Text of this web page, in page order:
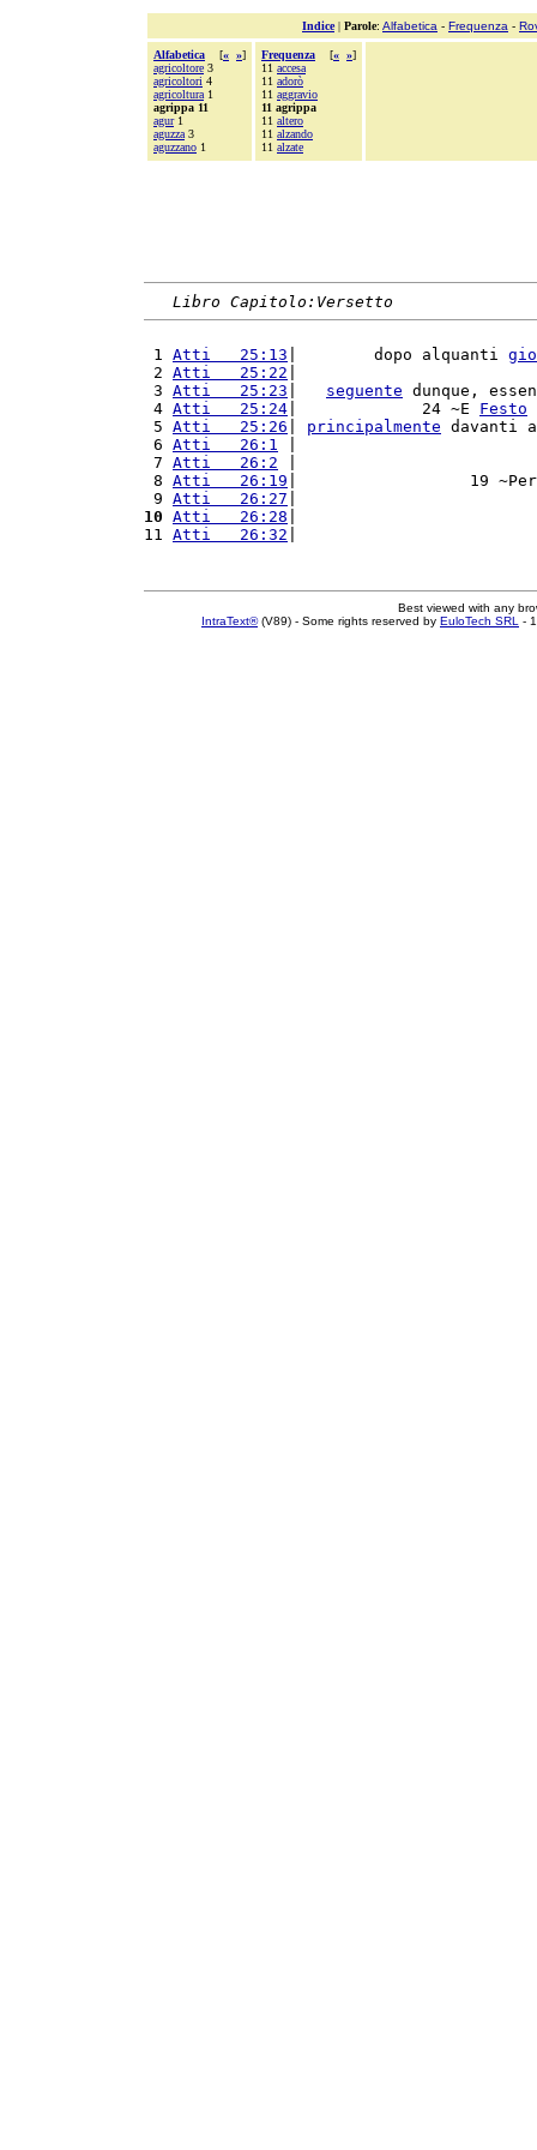
Indice| Parole: Alfabetica - Frequenza -
Alfabetica [« »]
agricoltore 3
agricoltori 4
agricoltura 1
agrippa 11
agur1
aguzza 3
aguzzano 1
Frequenza [« »]
11 accesa
11 adorò
11 aggravio
11 agrippa
11 altero
11 alzando
11 alzate
Libro Capitolo:Versetto
1 Atti   25:13 |        dopo alquanti
2 Atti   25:22
3 Atti   25:23 seguente dunque,
4 Atti   25:24 |             24 ~E Festo
5 Atti   25:26 principalmente davanti
6 Atti   26:1
7 Atti   26:2
8 Atti   26:19 |                  19
9 Atti   26:27
10 Atti   26:28
11 Atti   26:32
Best viewed with any
IntraText®(V89) - Some rights reserved by EuloTech SRL -